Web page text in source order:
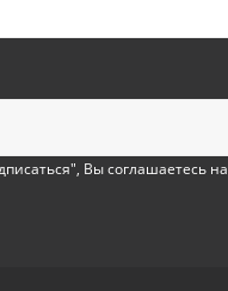
Вы соглашаетесь на